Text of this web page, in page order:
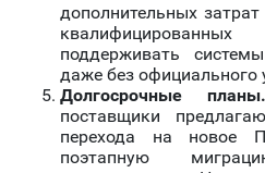
дополнительных
поддерживать
даже без официального
Долгосрочные планы.
поставщики
перехода на новое
поэтапную